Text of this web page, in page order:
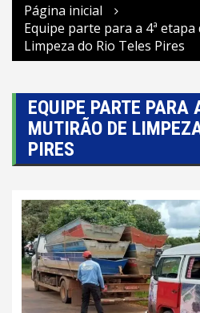
Página inicial
Equipe parte para a 4ª
Limpeza do Rio Teles Pires
EQUIPE PARTE PARA
MUTIRÃO DE
PIRES